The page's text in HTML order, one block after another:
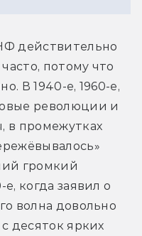
действительно
потому что
В 1940-е, 1960-е,
революции и
в промежутках
громкий
когда заявил о
волна довольно
десяток ярких